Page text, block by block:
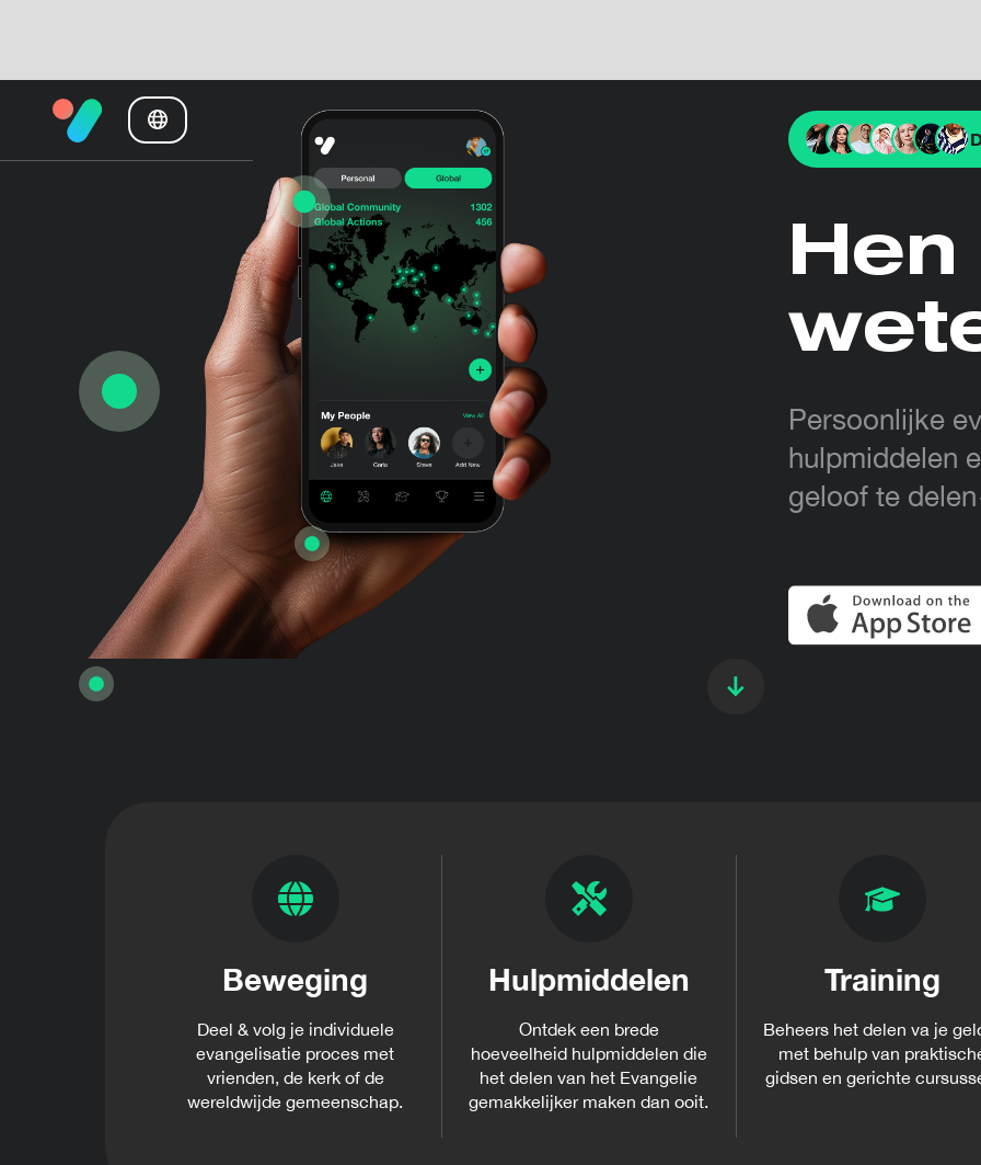
Persoonlijke
hulpmiddelen
geloof te
Beweging
Deel & volg je individuele
evangelisatie proces met
vrienden, de kerk of de
wereldwijde gemeenschap.
Hulpmiddelen
Ontdek een brede
hoeveelheid hulpmiddelen die
het delen van het Evangelie
gemakkelijker maken dan ooit.
Training
Beheers het delen va je
met behulp van
gidsen en gerichte